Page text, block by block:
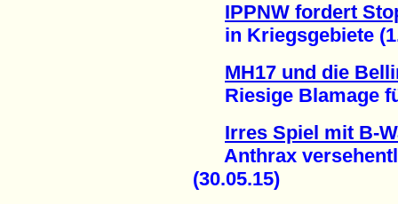
IPPNW fordert
in Kriegsgebiete
MH17 und die
Riesige Blamage
Irres Spiel mit B-
Anthrax
(30.05.15)